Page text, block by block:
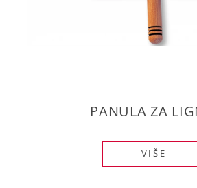
PANULA ZA
VIŠE